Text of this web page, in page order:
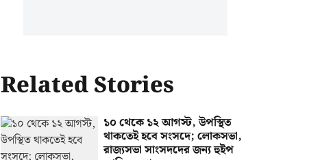
Related Stories
১০ থেকে ১২ আগস্ট, উপস্থিত
থাকতেই হবে সংসদে; লোকসভা,
রাজ্যসভা সাংসদদের জন্য হুইপ